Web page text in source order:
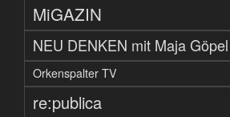
MiGAZIN
NEU DENKEN mit Maja Göpel
Orkenspalter TV
re:publica